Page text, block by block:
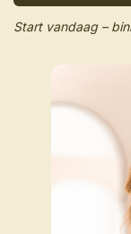
Start vandaag –